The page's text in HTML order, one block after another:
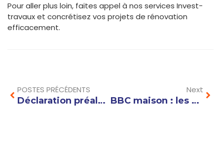
Pour aller plus loin, faites appel à nos services Invest-
travaux et concrétisez vos projets de rénovation
efficacement.
POSTES PRÉCÉDENTS
Déclaration préalable : délais et étapes pour obtenir votre autorisation facilement
Next
BBC maison : les critères à respecter pour une construction écologique et économique